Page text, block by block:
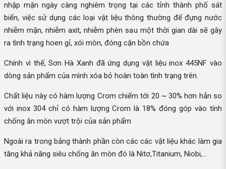
nhập mặn ngày càng nghiêm trọng tại các tỉnh thành phố sát
biển, việc sử dụng các loại vật liệu thông thường để đựng nước
nhiễm mặn, nhiễm axit, nhiễm phèn sau một thời gian dài sẽ gây
ra tình trạng hoen gỉ, xói mòn, đóng cặn bồn chứa
Chính vì thế, Sơn Hà Xanh đã ứng dụng vật liệu inox 445NF vào
dòng sản phẩm của mình xóa bỏ hoàn toàn tình trạng trên.
Chất liệu này có hàm lượng Crom chiếm tới 20 ~ 30% hơn hẳn so
với inox 304 chỉ có hàm lượng Crom là 18% đóng góp vào tính
chống ăn mòn vượt trội của sản phẩm
Ngoài ra trong bảng thành phần còn các các vật liệu khác làm gia
tăng khả năng siêu chống ăn mòn đó là Nitơ,Titanium, Niobi,...